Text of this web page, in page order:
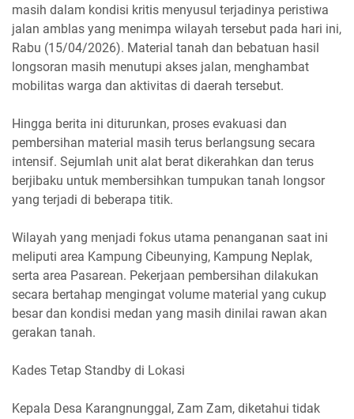
masih dalam kondisi kritis menyusul terjadinya peristiwa
jalan amblas yang menimpa wilayah tersebut pada hari ini,
Rabu (15/04/2026). Material tanah dan bebatuan hasil
longsoran masih menutupi akses jalan, menghambat
mobilitas warga dan aktivitas di daerah tersebut.
Hingga berita ini diturunkan, proses evakuasi dan
pembersihan material masih terus berlangsung secara
intensif. Sejumlah unit alat berat dikerahkan dan terus
berjibaku untuk membersihkan tumpukan tanah longsor
yang terjadi di beberapa titik.
Wilayah yang menjadi fokus utama penanganan saat ini
meliputi area Kampung Cibeunying, Kampung Neplak,
serta area Pasarean. Pekerjaan pembersihan dilakukan
secara bertahap mengingat volume material yang cukup
besar dan kondisi medan yang masih dinilai rawan akan
gerakan tanah.
Kades Tetap Standby di Lokasi
Kepala Desa Karangnunggal, Zam Zam, diketahui tidak